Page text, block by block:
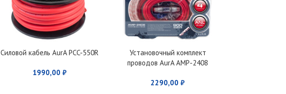
Силовой кабель AurA PCC-550R
1990,00 ₽
Установочный комплект
проводов AurA AMP-2408
2290,00₽